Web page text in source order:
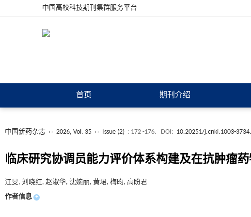
中国高校科技期刊集群服务平台
首页 期刊介绍
中国新药杂志 ›› 2026, Vol. 35 ›› Issue (2) : 172 -176. DOI: 10.20251/j.cnki.1003-
临床研究协调员能力评价体系构建及在抗肿瘤
江旻, 刘晓红, 赵淑华, 沈婉丽, 黄珺, 梅昀, 高盼君
作者信息 +